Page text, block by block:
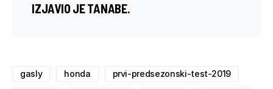
IZJAVIO JE TANABE.
gasly honda prvi-predsezonski-test-2019